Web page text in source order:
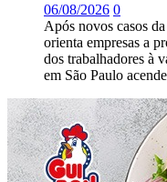
06/08/2026 0
Após novos casos
orienta empresas a
dos trabalhadores à
em São Paulo